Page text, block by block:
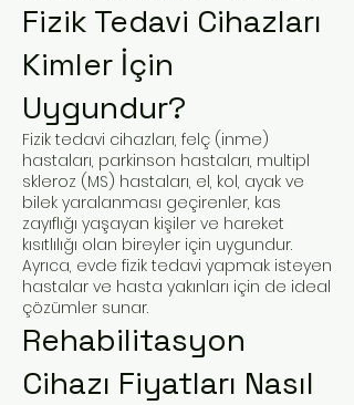
Fizik Tedavi Cihazları
Kimler İçin
Uygundur?
Fizik tedavi cihazları, felç (inme)
hastaları, parkinson hastaları, multipl
skleroz (MS) hastaları, el, kol, ayak ve
bilek yaralanması geçirenler, kas
zayıflığı yaşayan kişiler ve hareket
kısıtlılığı olan bireyler için uygundur.
Ayrıca, evde fizik tedavi yapmak isteyen
hastalar ve hasta yakınları için de ideal
çözümler sunar.
Rehabilitasyon
Cihazı Fiyatları Nasıl